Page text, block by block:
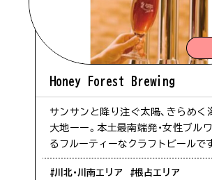
Honey Forest Brewing
サンサンと降り注ぐ太陽、きらめく
大地ーー。本土最南端発・女性ブル
るフルーティーなクラフトビールです
#川北・川南エリア #根占エリア